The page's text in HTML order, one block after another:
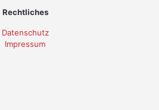
Rechtliches
Datenschutz
Impressum